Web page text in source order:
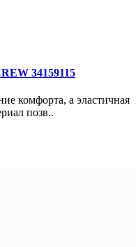
34159115
комфорта, а эластичная
позв..